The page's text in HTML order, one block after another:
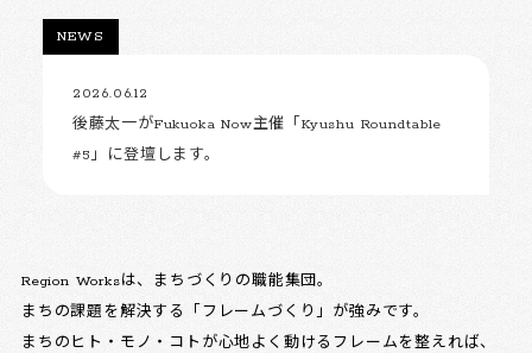
NEWS
2026.06.12
後藤太一がFukuoka Now主催「Kyushu Roundtable
#5」に登壇します。
Region Worksは、まちづくりの職能集団。
まちの課題を解決する「フレームづくり」が強みです。
まちのヒト・モノ・コトが心地よく動けるフレームを整えれば、